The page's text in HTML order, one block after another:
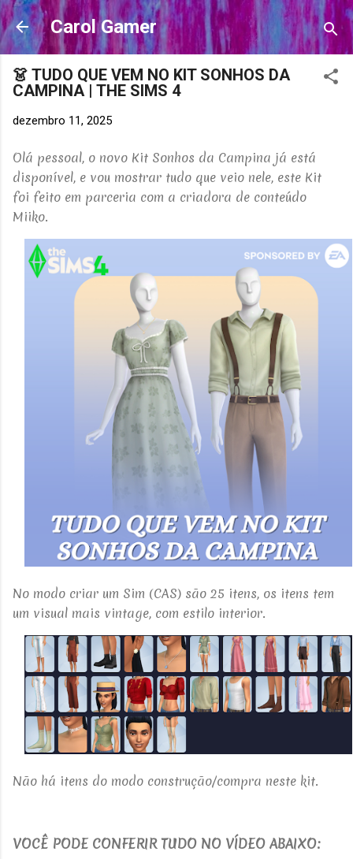
Pular para o conteúdo principal
Carol Gamer
👗 TUDO QUE VEM NO KIT SONHOS DA
CAMPINA | THE SIMS 4
dezembro 11, 2025
Olá pessoal, o novo Kit Sonhos da Campina já está
disponível, e vou mostrar tudo que veio nele, este Kit
foi feito em parceria com a criadora de conteúdo
Miiko.
No modo criar um Sim (CAS) são 25 itens, os itens tem
um visual mais vintage, com estilo interior.
Não há itens do modo construção/compra neste kit.
VOCÊ PODE CONFERIR TUDO NO VÍDEO ABAIXO: